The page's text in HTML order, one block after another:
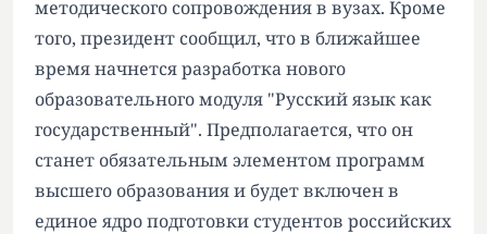
методического сопровождения в вузах. Кроме
того, президент сообщил, что в ближайшее
время начнется разработка нового
образовательного модуля "Русский язык как
государственный". Предполагается, что он
станет обязательным элементом программ
высшего образования и будет включен в
единое ядро подготовки студентов российских